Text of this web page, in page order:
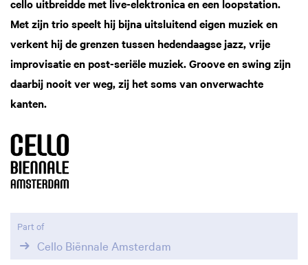
cello uitbreidde met live-elektronica en een loopstation.
Met zijn trio speelt hij bijna uitsluitend eigen muziek en
verkent hij de grenzen tussen hedendaagse jazz, vrije
improvisatie en post-seriële muziek. Groove en swing zijn
daarbij nooit ver weg, zij het soms van onverwachte
kanten.
Part of
Cello Biënnale Amsterdam